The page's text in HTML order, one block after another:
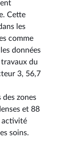
Cette
les
comme
données
du
3, 56,7
zones
et 88
activité
soins.